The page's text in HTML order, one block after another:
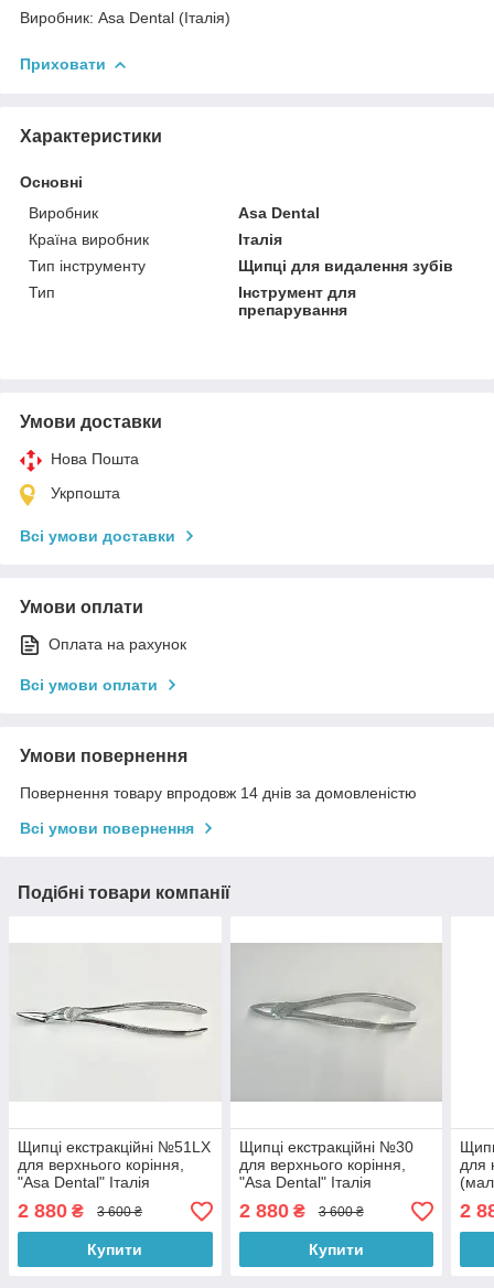
Виробник: Asa Dental (Італія)
Приховати
Характеристики
Основні
Виробник
Asa Dental
Країна виробник
Італія
Тип інструменту
Щипці для видалення зубів
Тип
Інструмент для
препарування
Умови доставки
Нова Пошта
Укрпошта
Всі умови доставки
Умови оплати
Оплата на рахунок
Всі умови оплати
Умови повернення
Повернення товару впродовж 14 днів за домовленістю
Всі умови повернення
Подібні товари компанії
Щипці екстракційні №51LX
для верхнього коріння,
"Asa Dental" Італія
2 880 ₴ 3 600 ₴
Купити
Щипці екстракційні №30
для верхнього коріння,
"Asa Dental" Італія
2 880₴ 3 600 ₴
Купити
для
2